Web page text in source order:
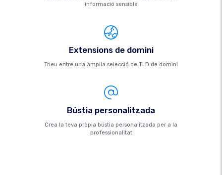
informació sensible
Extensions de domini
Trieu entre una àmplia selecció de TLD de domini
Bústia personalitzada
Crea la teva pròpia bústia personalitzada per a la
professionalitat